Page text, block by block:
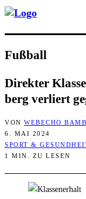
Fuß­ball
Direk­ter
berg ver­liert
VON WEBECHO
6. MAI 2024
SPORT &
1 MIN. ZU LESEN